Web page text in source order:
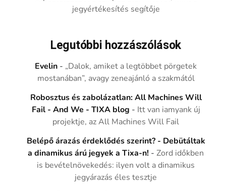
jegyértékesítés segítője
Legutóbbi hozzászólások
Evelin - „Dalok, amiket a legtöbbet pörgetek
mostanában”, avagy zeneajánló a szakmától
Robosztus és zabolázatlan: All Machines Will
Fail - And We - TIXA blog - Itt van iamyank új
projektje, az All Machines Will Fail
Belépő árazás érdeklődés szerint? - Debütáltak
a dinamikus árú jegyek a Tixa-n! -Zord időkben
is bevételnövekedés: ilyen volt a dinamikus
jegyárazás éles tesztje